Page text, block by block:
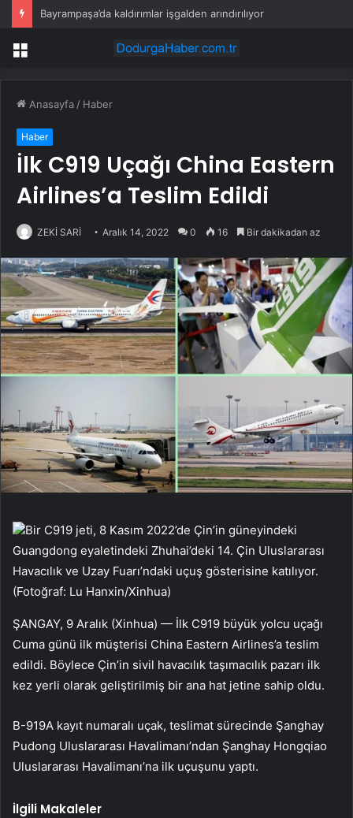
Av sezonu 18 Ağustos’ta açılacak
Menü
Anasayfa / Haber
Haber
İlk C919 Uçağı China Eastern
Airlines’a Teslim Edildi
ZEKİ SARİ Aralık 14, 2022 0 16 Bir dakikadan az
Bir C919 jeti, 8 Kasım 2022’de Çin’in güneyindeki
Guangdong eyaletindeki Zhuhai’deki 14. Çin Uluslararası
Havacılık ve Uzay Fuarı’ndaki uçuş gösterisine katılıyor.
(Fotoğraf: Lu Hanxin/Xinhua)
ŞANGAY, 9 Aralık (Xinhua) — İlk C919 büyük yolcu uçağı
Cuma günü ilk müşterisi China Eastern Airlines’a teslim
edildi. Böylece Çin’in sivil havacılık taşımacılık pazarı ilk
kez yerli olarak geliştirilmiş bir ana hat jetine sahip oldu.
B-919A kayıt numaralı uçak, teslimat sürecinde Şanghay
Pudong Uluslararası Havalimanı’ndan Şanghay Hongqiao
Uluslararası Havalimanı’na ilk uçuşunu yaptı.
İlgili Makaleler